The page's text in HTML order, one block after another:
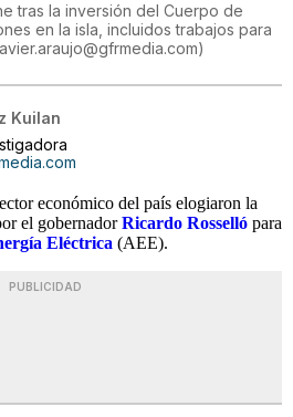
tras la inversión del Cuerpo de
en la isla, incluidos trabajos para
)
Kuilan
económico del país elogiaron la
el gobernadorRicardo Rosselló para
Eléctrica (AEE).
PUBLICIDAD